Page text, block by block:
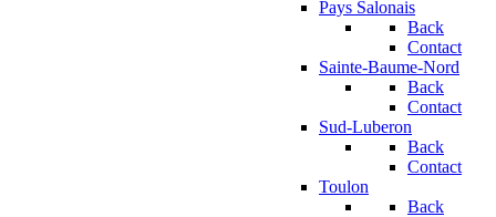
Pays Salonais
Back
Contact
Sainte-Baume-Nord
Back
Contact
Sud-Luberon
Back
Contact
Toulon
Back